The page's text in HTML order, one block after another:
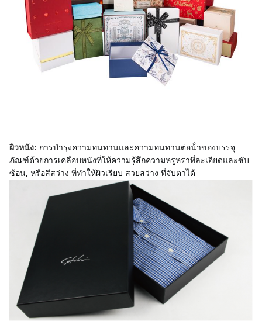
ผิวหนัง: การบํารุงความทนทานและความทนทานต่อน้ําของบรรจุ
ภัณฑ์ด้วยการเคลือบหนังที่ให้ความรู้สึกความหรูหราที่ละเอียดและซับ
ซ้อน, หรือสีสว่าง ที่ทําให้ผิวเรียบ สวยสว่าง ที่จับตาได้